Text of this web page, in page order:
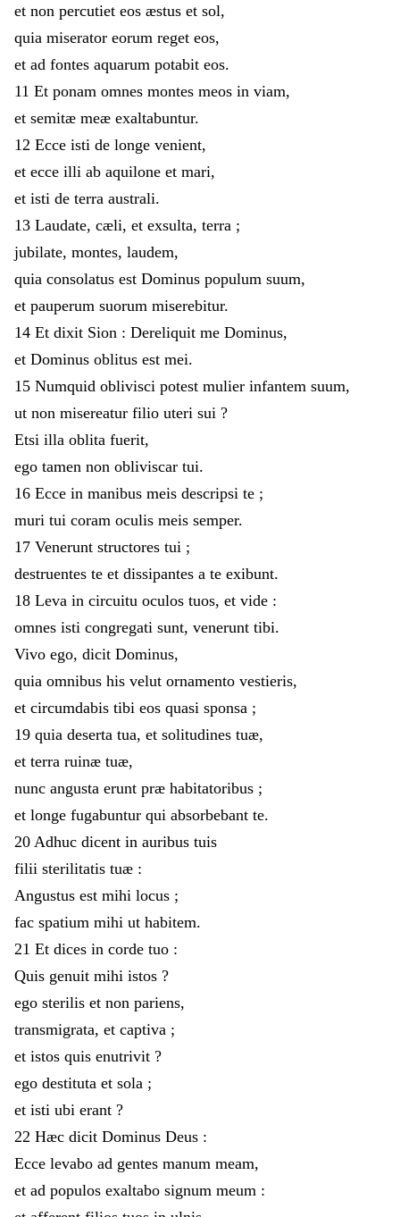
et non percutiet eos æstus et sol,
quia miserator eorum reget eos,
et ad fontes aquarum potabit eos.
11 Et ponam omnes montes meos in viam,
et semitæ meæ exaltabuntur.
12 Ecce isti de longe venient,
et ecce illi ab aquilone et mari,
et isti de terra australi.
13 Laudate, cæli, et exsulta, terra ;
jubilate, montes, laudem,
quia consolatus est Dominus populum suum,
et pauperum suorum miserebitur.
14 Et dixit Sion : Dereliquit me Dominus,
et Dominus oblitus est mei.
15 Numquid oblivisci potest mulier infantem suum,
ut non misereatur filio uteri sui ?
Etsi illa oblita fuerit,
ego tamen non obliviscar tui.
16 Ecce in manibus meis descripsi te ;
muri tui coram oculis meis semper.
17 Venerunt structores tui ;
destruentes te et dissipantes a te exibunt.
18 Leva in circuitu oculos tuos, et vide :
omnes isti congregati sunt, venerunt tibi.
Vivo ego, dicit Dominus,
quia omnibus his velut ornamento vestieris,
et circumdabis tibi eos quasi sponsa ;
19 quia deserta tua, et solitudines tuæ,
et terra ruinæ tuæ,
nunc angusta erunt præ habitatoribus ;
et longe fugabuntur qui absorbebant te.
20 Adhuc dicent in auribus tuis
filii sterilitatis tuæ :
Angustus est mihi locus ;
fac spatium mihi ut habitem.
21 Et dices in corde tuo :
Quis genuit mihi istos ?
ego sterilis et non pariens,
transmigrata, et captiva ;
et istos quis enutrivit ?
ego destituta et sola ;
et isti ubi erant ?
22 Hæc dicit Dominus Deus :
Ecce levabo ad gentes manum meam,
et ad populos exaltabo signum meum :